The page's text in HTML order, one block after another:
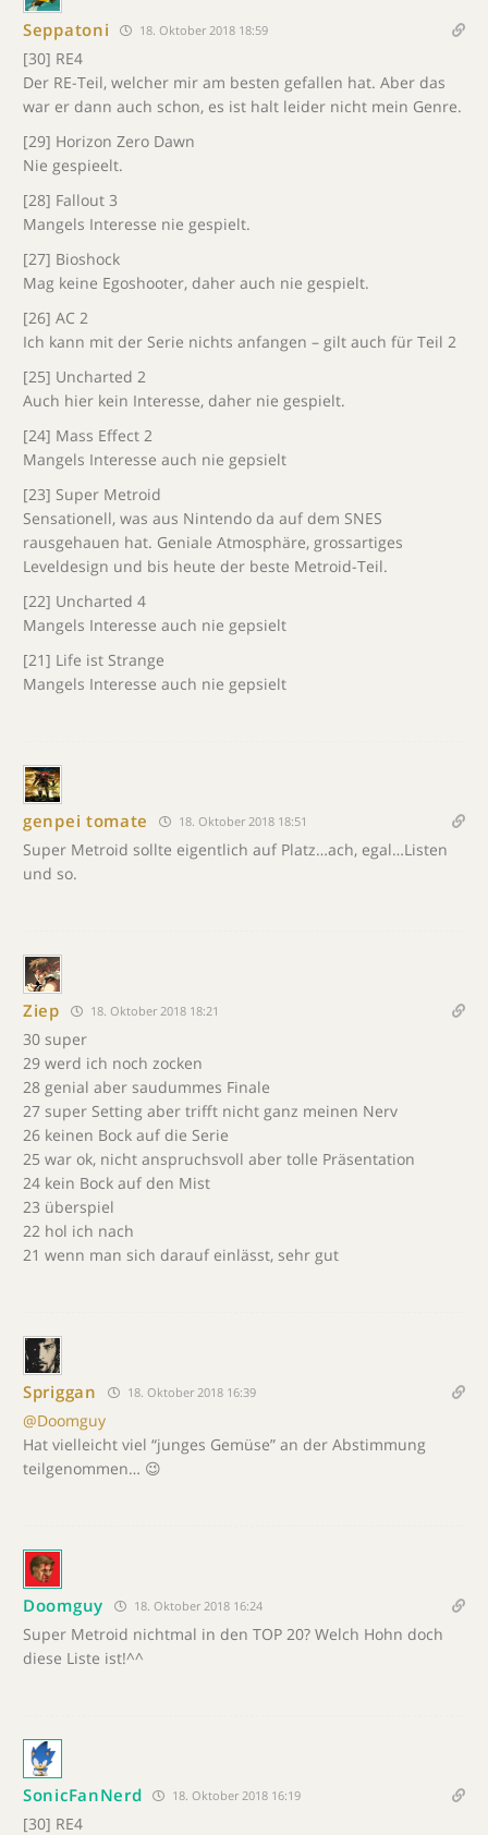
Seppatoni 18. Oktober 2018 18:59
[30] RE4
Der RE-Teil, welcher mir am besten gefallen hat. Aber das
war er dann auch schon, es ist halt leider nicht mein Genre.
[29] Horizon Zero Dawn
Nie gespieelt.
[28] Fallout 3
Mangels Interesse nie gespielt.
[27] Bioshock
Mag keine Egoshooter, daher auch nie gespielt.
[26] AC 2
Ich kann mit der Serie nichts anfangen – gilt auch für Teil 2
[25] Uncharted 2
Auch hier kein Interesse, daher nie gespielt.
[24] Mass Effect 2
Mangels Interesse auch nie gepsielt
[23] Super Metroid
Sensationell, was aus Nintendo da auf dem SNES
rausgehauen hat. Geniale Atmosphäre, grossartiges
Leveldesign und bis heute der beste Metroid-Teil.
[22] Uncharted 4
Mangels Interesse auch nie gepsielt
[21] Life ist Strange
Mangels Interesse auch nie gepsielt
genpei tomate 18. Oktober 2018 18:51
Super Metroid sollte eigentlich auf Platz…ach, egal…Listen
und so.
Ziep 18. Oktober 2018 18:21
30 super
29 werd ich noch zocken
28 genial aber saudummes Finale
27 super Setting aber trifft nicht ganz meinen Nerv
26 keinen Bock auf die Serie
25 war ok, nicht anspruchsvoll aber tolle Präsentation
24 kein Bock auf den Mist
23 überspiel
22 hol ich nach
21 wenn man sich darauf einlässt, sehr gut
Spriggan 18. Oktober 2018 16:39
@Doomguy
Hat vielleicht viel “junges Gemüse” an der Abstimmung
teilgenommen… 😉
Doomguy 18. Oktober 2018 16:24
Super Metroid nichtmal in den TOP 20? Welch Hohn doch
diese Liste ist!^^
SonicFanNerd 18. Oktober 2018 16:19
[30] RE4